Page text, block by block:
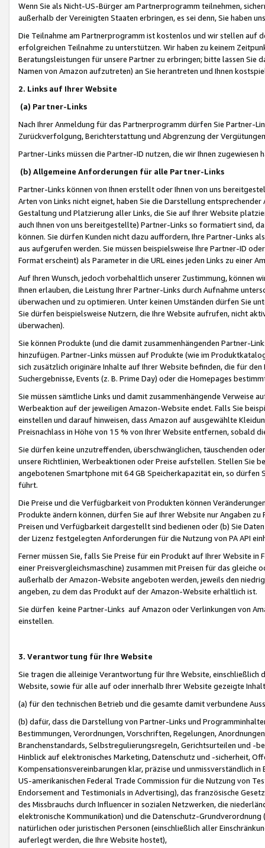
Wenn Sie als Nicht-US-Bürger am Partnerprogramm teilnehmen,
außerhalb der Vereinigten Staaten erbringen, es sei denn, Sie haben
Die Teilnahme am Partnerprogramm ist kostenlos und wir stellen auf
erfolgreichen Teilnahme zu unterstützen. Wir haben zu keinem
Beratungsleistungen für unsere Partner zu erbringen; bitte lassen Sie
Namen von Amazon aufzutreten) an Sie herantreten und Ihnen
2. Links auf Ihrer Website
(a) Partner-Links
Nach Ihrer Anmeldung für das Partnerprogramm dürfen Sie Partner-
Zurückverfolgung, Berichterstattung und Abgrenzung der
Partner-Links müssen die Partner-ID nutzen, die wir Ihnen zugewiesen
(b) Allgemeine Anforderungen für alle Partner-Links
Partner-Links können von Ihnen erstellt oder Ihnen von uns
Arten von Links nicht eignet, haben Sie die Darstellung
Gestaltung und Platzierung aller Links, die Sie auf Ihrer Website
auch Ihnen von uns bereitgestellte) Partner-Links so formatiert sind,
können. Sie dürfen Kunden nicht dazu auffordern, Ihre Partner-Links
aus aufgerufen werden. Sie müssen beispielsweise Ihre Partner-ID
Format erscheint) als Parameter in die URL eines jeden Links zu einer
Auf Ihren Wunsch, jedoch vorbehaltlich unserer Zustimmung, können
Ihnen erlauben, die Leistung Ihrer Partner-Links durch Aufnahme
überwachen und zu optimieren. Unter keinen Umständen dürfen Sie
Sie dürfen beispielsweise Nutzern, die Ihre Website aufrufen, nicht
überwachen).
Sie können Produkte (und die damit zusammenhängenden Partner-
hinzufügen. Partner-Links müssen auf Produkte (wie im
sich zusätzlich originäre Inhalte auf Ihrer Website befinden, die für
Suchergebnisse, Events (z. B. Prime Day) oder die Homepages
Sie müssen sämtliche Links und damit zusammenhängende
Werbeaktion auf der jeweiligen Amazon-Website endet. Falls Sie
einstellen und darauf hinweisen, dass Amazon auf ausgewählte
Preisnachlass in Höhe von 15 % von Ihrer Website entfernen, sobald
Sie dürfen keine unzutreffenden, überschwänglichen, täuschenden
unsere Richtlinien, Werbeaktionen oder Preise aufstellen. Stellen Sie
angebotenen Smartphone mit 64 GB Speicherkapazität ein, so dürfen
führt.
Die Preise und die Verfügbarkeit von Produkten können
Produkte ändern können, dürfen Sie auf Ihrer Website nur Angaben
Preisen und Verfügbarkeit dargestellt sind bedienen oder (b) Sie
der Lizenz festgelegten Anforderungen für die Nutzung von PA API
Ferner müssen Sie, falls Sie Preise für ein Produkt auf Ihrer Website
einer Preisvergleichsmaschine) zusammen mit Preisen für das
außerhalb der Amazon-Website angeboten werden, jeweils den
angeben, zu dem das Produkt auf der Amazon-Website erhältlich ist.
Sie dürfen keine Partner-Links auf Amazon oder Verlinkungen von
einstellen.
3. Verantwortung für Ihre Website
Sie tragen die alleinige Verantwortung für Ihre Website,
Website, sowie für alle auf oder innerhalb Ihrer Website gezeigte
(a) für den technischen Betrieb und die gesamte damit verbundene
(b) dafür, dass die Darstellung von Partner-Links und
Bestimmungen, Verordnungen, Vorschriften, Regelungen,
Branchenstandards, Selbstregulierungsregeln, Gerichtsurteilen und -
Hinblick auf elektronisches Marketing, Datenschutz und -sicherheit,
Kompensationsvereinbarungen klar, präzise und unmissverständlich
US-amerikanischen Federal Trade Commission für die Nutzung von
Endorsement and Testimonials in Advertising), das französische
des Missbrauchs durch Influencer in sozialen Netzwerken, die
elektronische Kommunikation) und die Datenschutz-
natürlichen oder juristischen Personen (einschließlich aller
auferlegt werden, die Ihre Website hostet),